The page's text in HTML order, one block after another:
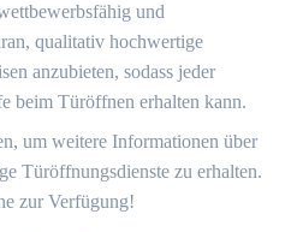
und
qualitativ hochwertige
anzubieten, sodass jeder
beim Türöffnen erhalten kann.
um weitere Informationen über
Türöffnungsdienste zu erhalten.​
zur Verfügung!